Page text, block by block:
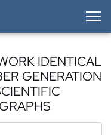
IDENTICAL
GENERATION